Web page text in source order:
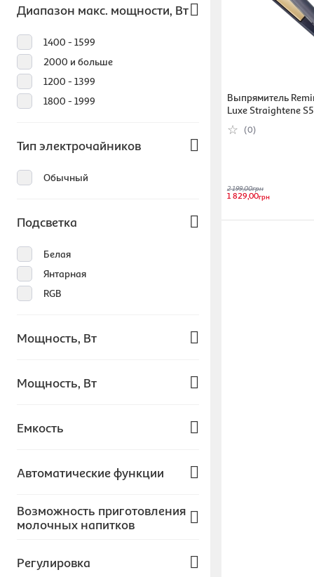
Диапазон макс. мощности, Вт
1400 - 1599
2000 и больше
1200 - 1399
1800 - 1999
Тип электрочайников
Обычный
Подсветка
Белая
Янтарная
RGB
Мощность, Вт
Мощность, Вт
Более 550
Емкость
101 - 200 г
Автоматические функции
Эспрессо
Латте
Возможность приготовления
молочных напитков
Отсутствует
Регулировка
Выпрямитель
Luxe Straightene
(5038061154849)
(0)
2 199,00грн
1 829,00грн